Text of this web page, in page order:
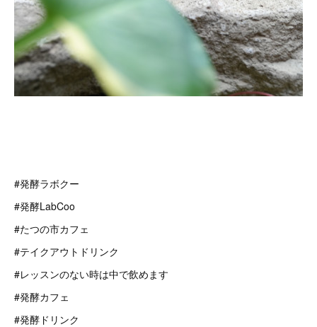
#発酵ラボクー
#発酵LabCoo
#たつの市カフェ
#テイクアウトドリンク
#レッスンのない時は中で飲めます
#発酵カフェ
#発酵ドリンク